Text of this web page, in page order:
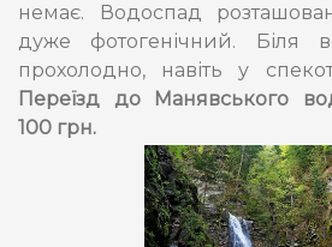
немає. Водоспад
дуже фотогенічний. Біля
прохолодно, навіть у
Переїзд до Манявського
100 грн.